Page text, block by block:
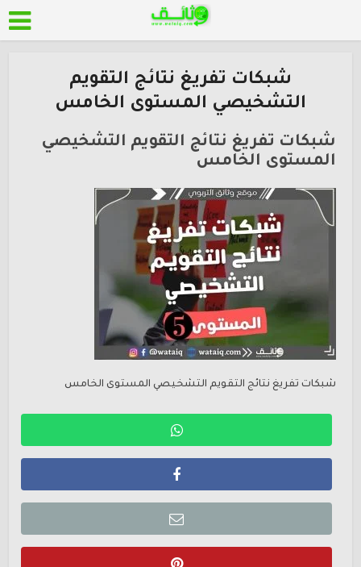
شبكات تفريغ نتائج التقويم
التشخيصي المستوى الخامس
شبكات تفريغ نتائج التقويم التشخيصي
المستوى الخامس
شبكات تفريغ نتائج التقويم التشخيصي المستوى الخامس